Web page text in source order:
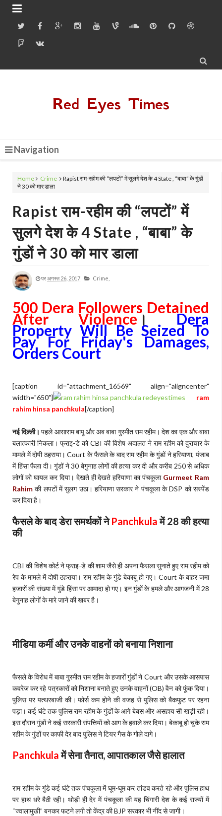


Red Eyes Times
Navigation
Home Crime
Rapist राम-रहीम की “लपटों” में सुलगे देश के 4 State , “बाबा” के गुंडों
ने 30 को मार डाला
Rapist राम-रहीम की “लपटों” में
सुलगे देश के 4 State , “बाबा” के
गुंडों ने 30 को मार डाला
परअगस्त 26, 2017 Crime,
500 Dera Followers Detained
After Violence।Dera
Property Will Be Seized To
Pay For Friday's Damages,
Orders Court
[caption id="attachment_16569" align="aligncenter"
width="650"]
ram
rahim hinsa panchkula[/caption]
नई दिल्ली। पहले आसाराम बापू और अब बाबा गुरमीत राम रहीम। देश का एक और बाबा
बलात्कारी निकला। फ्राइ-डे को CBI की विशेष अदालत ने राम रहीम को दुराचार के
मामले में दोषी ठहराया। Court के फैसले के बाद राम रहीम के गुंडों ने हरियाणा, पंजाब
में हिंसा फैला दी। गुंडों ने 30 बेगुनाह लोगों की हत्या कर दी और करीब 250 से अधिक
लोगों को घायल कर दिया। देखते ही देखते हरियाणा का पंचकूला Gurmeet Ram
Rahim की लपटों में सुलग उठा। हरियाणा सरकार ने पंचकूला के DSP को सस्पेंड
कर दिया है।
फैसले के बाद डेरा समर्थकों नेPanchkulaमें 28 की हत्या
की
CBI की विशेष कोर्ट ने फ्राइ-डे की शाम जैसे ही अपना फैसला सुनाते हुए राम रहीम को
रेप के मामले में दोषी ठहराया। राम रहीम के गुंडे बेकाबू हो गए। Court के बाहर जमा
हजारों की संख्या में गुंडे हिंसा पर आमादा हो गए। इन गुंडों के हमले और आगजनी में 28
बेगुनाह लोगों के मारे जाने की खबर है।
मीडिया कर्मी और उनके वाहनों को बनाया निशाना
फैसले के विरोध में बाबा गुरमीत राम रहीम के हजारों गुंडों ने Court और उसके आसपास
कवरेज कर रहे पत्रकारों को निशाना बनाते हुए उनके वाहनों (OB) वैन को फूंक दिया।
पुलिस पर पत्थरबाजी की। फोर्स कम होने की वजह से पुलिस को बैकफुट पर रहना
पड़ा। कई घंटे तक पुलिस राम रहीम के गुंडों के आगे बेबस और असहाय सी खड़ी रही।
इस दौरान गुंडों ने कई सरकारी संपत्तियों को आग के हवाले कर दिया। बेकाबू हो चुके राम
रहीम के गुंडों पर काफी देर बाद पुलिस ने टियर गैस के गोले दागे।
Panchkulaमें सेना तैनात, आपातकाल जैसे हालात
राम रहीम के गुंडे कई घंटे तक पंचकूला में घूम-घूम कर तांडव करते रहे और पुलिस हाथ
पर हाथ धरे बैठी रही। थोड़ी ही देर में पंचकूला की यह चिंगारी देश के कई राज्यों में
“ज्वालामुखी” बनकर फटने लगी तो केंद्र की BJP सरकार भी नींद से जागी।